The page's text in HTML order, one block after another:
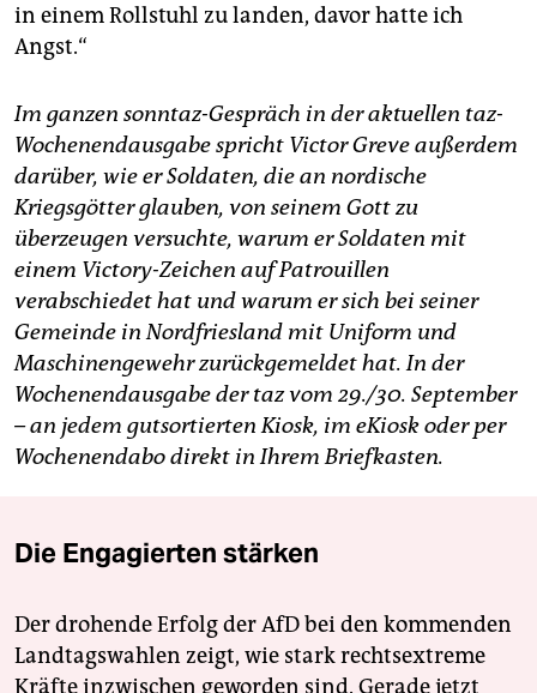
in einem Rollstuhl zu landen, davor hatte ich
Angst.“
Im ganzen sonntaz-Gespräch in der aktuellen taz-
Wochenendausgabe spricht Victor Greve außerdem
darüber, wie er Soldaten, die an nordische
Kriegsgötter glauben, von seinem Gott zu
überzeugen versuchte, warum er Soldaten mit
einem Victory-Zeichen auf Patrouillen
verabschiedet hat und warum er sich bei seiner
Gemeinde in Nordfriesland mit Uniform und
Maschinengewehr zurückgemeldet hat. In der
Wochenendausgabe der taz vom 29./30. September
– an jedem gutsortierten Kiosk, im eKiosk oder per
Wochenendabo direkt in Ihrem Briefkasten.
Die Engagierten stärken
Der drohende Erfolg der AfD bei den kommenden
Landtagswahlen zeigt, wie stark rechtsextreme
Kräfte inzwischen geworden sind. Gerade jetzt